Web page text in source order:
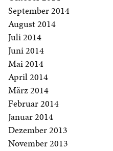
September 2014
August 2014
Juli 2014
Juni 2014
Mai 2014
April 2014
März 2014
Februar 2014
Januar 2014
Dezember 2013
November 2013